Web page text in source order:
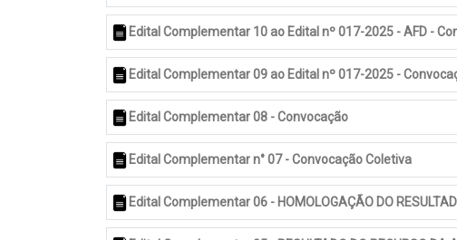
Edital Complementar 10 ao Edital nº 017-2025 - AFD -
Edital Complementar 09 ao Edital nº 017-2025 -
Edital Complementar 08 - Convocação
Edital Complementar n° 07 - Convocação Coletiva
Edital Complementar 06 - HOMOLOGAÇÃO DO